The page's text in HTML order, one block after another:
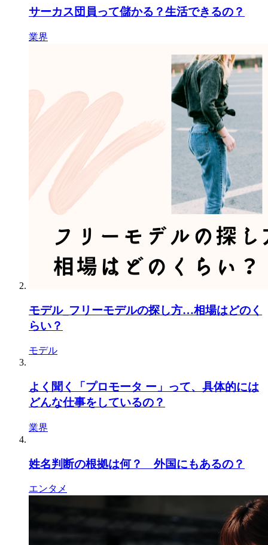
サーカス団員って儲かる？生活できるの？
業界
モデル_フリーモデルの探し方…相場はどのく
らい？
モデル
よく聞く「プロモータ ー」って、具体的には
どんな仕事をしているの？
業界
姓名判断の根拠は何？ 外国にもあるの？
エンタメ